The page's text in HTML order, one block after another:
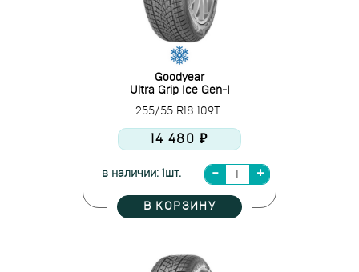
Goodyear
Ultra Grip Ice Gen-1
255/55 R18 109T
14 480 ₽
в наличии: 1шт.
В КОРЗИНУ